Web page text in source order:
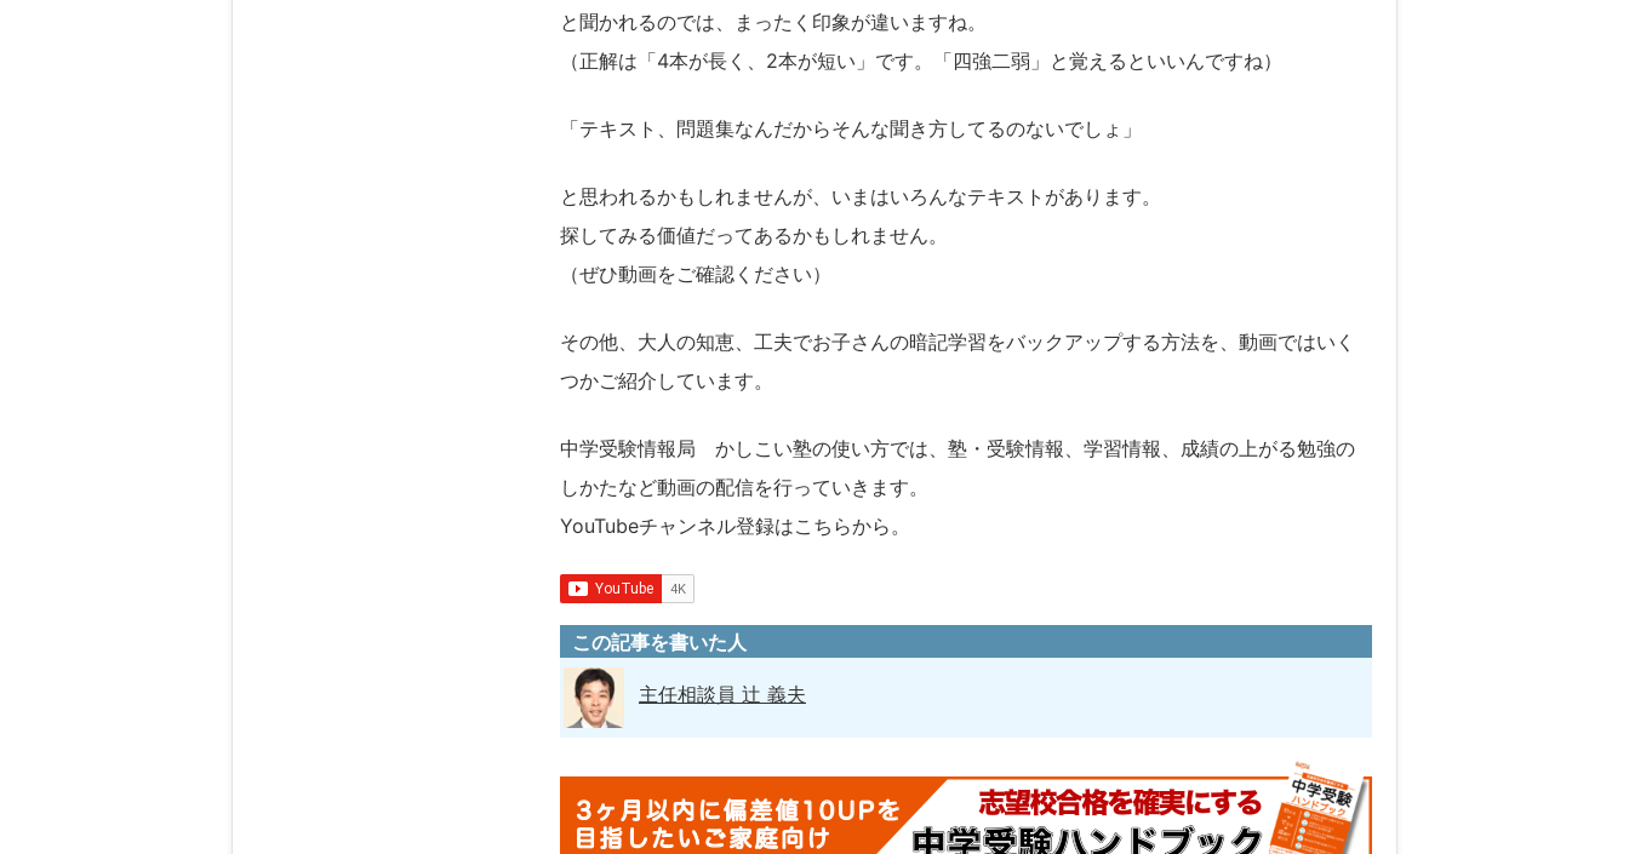
と聞かれるのでは、まったく印象が違いますね。
（正解は「4本が長く、2本が短い」です。「四強二弱」と覚えるといいんですね）
「テキスト、問題集なんだからそんな聞き方してるのないでしょ」
と思われるかもしれませんが、いまはいろんなテキストがあります。
探してみる価値だってあるかもしれません。
（ぜひ動画をご確認ください）
その他、大人の知恵、工夫でお子さんの暗記学習をバックアップする方法を、動画ではいく
つかご紹介しています。
中学受験情報局 かしこい塾の使い方では、塾・受験情報、学習情報、成績の上がる勉強の
しかたなど動画の配信を行っていきます。
YouTubeチャンネル登録はこちらから。
この記事を書いた人
主任相談員 辻 義夫